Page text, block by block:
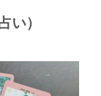
い）